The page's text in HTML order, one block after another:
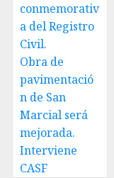
conmemorativ
a del Registro
Civil.
Obra de
pavimentació
n de San
Marcial será
mejorada.
Interviene
CASF